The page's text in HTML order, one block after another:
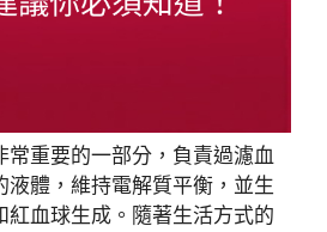
常重要的一部分，負責過濾血
液體，維持電解質平衡，並生
紅血球生成。隨著生活方式的